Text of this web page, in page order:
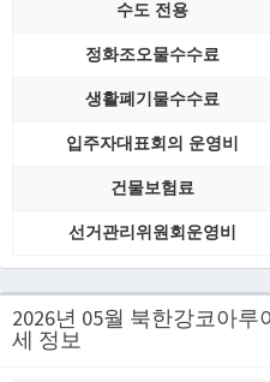
수도 전용
정화조오물수수료
생활폐기물수수료
입주자대표회의 운영비
건물보험료
선거관리위원회운영비
2026년 05월 북한강코아
세 정보